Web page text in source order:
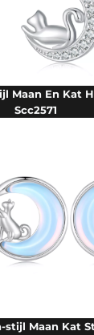
Maan En Kat
Scc2571
stijl Maan Kat